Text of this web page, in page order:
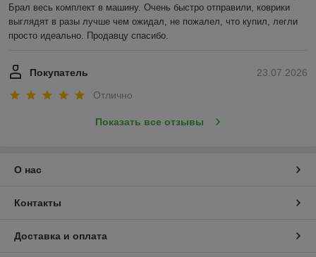
Брал весь комплект в машину. Очень быстро отправили, коврики
выглядят в разы лучше чем ожидал, не пожалел, что купил, легли
просто идеально. Продавцу спасибо.
23.07.2026
Покупатель
Отлично
Показать все отзывы
О нас
Контакты
Доставка и оплата